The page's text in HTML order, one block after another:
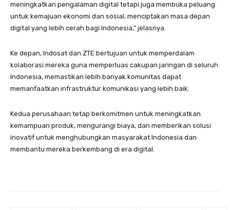
meningkatkan pengalaman digital tetapi juga membuka peluang
untuk kemajuan ekonomi dan sosial, menciptakan masa depan
digital yang lebih cerah bagi Indonesia,” jelasnya.
Ke depan, Indosat dan ZTE bertujuan untuk memperdalam
kolaborasi mereka guna memperluas cakupan jaringan di seluruh
Indonesia, memastikan lebih banyak komunitas dapat
memanfaatkan infrastruktur komunikasi yang lebih baik.
Kedua perusahaan tetap berkomitmen untuk meningkatkan
kemampuan produk, mengurangi biaya, dan memberikan solusi
inovatif untuk menghubungkan masyarakat Indonesia dan
membantu mereka berkembang di era digital.